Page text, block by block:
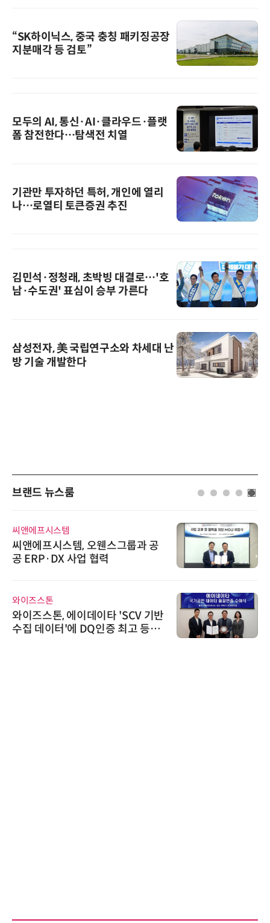
“SK하이닉스, 중국 충칭 패키징공장
지분매각 등 검토”
모두의 AI, 통신·AI·클라우드·플랫
폼 참전한다…탐색전 치열
기관만 투자하던 특허, 개인에 열리
나…로열티 토큰증권 추진
김민석·정청래, 초박빙 대결로…'호
남·수도권' 표심이 승부 가른다
삼성전자, 美 국립연구소와 차세대 난
방 기술 개발한다
브랜드 뉴스룸
씨앤에프시스템
씨앤에프시스템, 오웬스그룹과 공
공 ERP·DX 사업 협력
와이즈스톤
와이즈스톤, 에이데이타 'SCV 기반
수집 데이터'에 DQ인증 최고 등급